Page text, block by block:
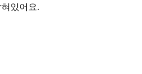
있어요.